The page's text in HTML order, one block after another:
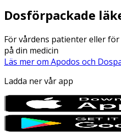
Dosförpackade
För vårdens patienter eller
på din medicin
Läs mer om Apodos och
Ladda ner vår app